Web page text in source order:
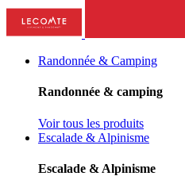
Randonnée & Camping
Randonnée & camping
Voir tous les produits
Escalade & Alpinisme
Escalade & Alpinisme